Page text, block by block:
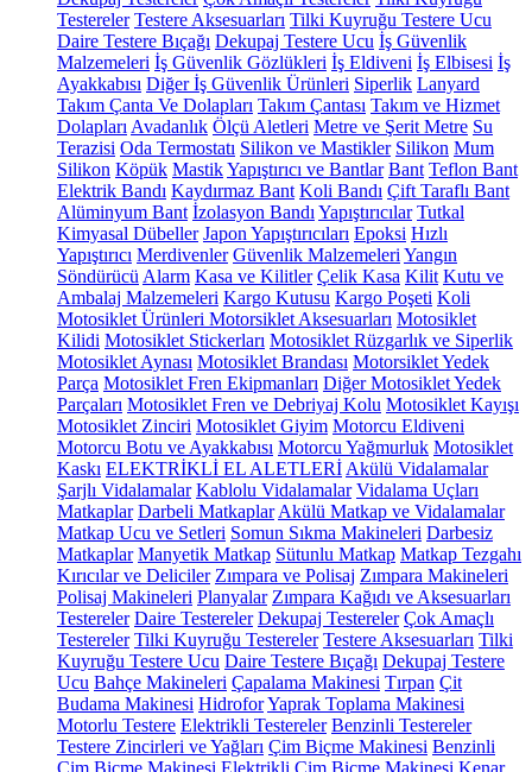
Testereler Testere Aksesuarları Tilki Kuyruğu Testere Ucu
Daire Testere Bıçağı Dekupaj Testere Ucu İş Güvenlik
Malzemeleri İş Güvenlik Gözlükleri İş Eldiveni İş Elbisesi İş
Ayakkabısı Diğer İş Güvenlik Ürünleri Siperlik Lanyard
Takım Çanta Ve Dolapları Takım Çantası Takım ve Hizmet
Dolapları Avadanlık Ölçü Aletleri Metre ve Şerit Metre Su
Terazisi Oda Termostatı Silikon ve Mastikler Silikon Mum
Silikon Köpük MastikYapıştırıcı ve Bantlar Bant Teflon Bant
Elektrik Bandı Kaydırmaz Bant Koli Bandı Çift Taraflı Bant
Alüminyum Bant İzolasyon Bandı Yapıştırıcılar Tutkal
Kimyasal Dübeller Japon Yapıştırıcıları Epoksi Hızlı
Yapıştırıcı Merdivenler Güvenlik Malzemeleri Yangın
Söndürücü Alarm Kasa ve Kilitler Çelik Kasa Kilit Kutu ve
Ambalaj Malzemeleri Kargo Kutusu Kargo Poşeti Koli
Motosiklet Ürünleri Motorsiklet Aksesuarları Motosiklet
Kilidi Motosiklet Stickerları Motosiklet Rüzgarlık ve Siperlik
Motosiklet Aynası Motosiklet Brandası Motorsiklet Yedek
Parça Motosiklet Fren Ekipmanları Diğer Motosiklet Yedek
Parçaları Motosiklet Fren ve Debriyaj Kolu Motosiklet Kayışı
Motosiklet Zinciri Motosiklet Giyim Motorcu Eldiveni
Motorcu Botu ve Ayakkabısı Motorcu Yağmurluk Motosiklet
Kaskı ELEKTRİKLİ EL ALETLERİ Akülü Vidalamalar
Şarjlı Vidalamalar Kablolu Vidalamalar Vidalama Uçları
Matkaplar Darbeli Matkaplar Akülü Matkap ve Vidalamalar
Matkap Ucu ve Setleri Somun Sıkma Makineleri Darbesiz
Matkaplar Manyetik Matkap Sütunlu Matkap Matkap Tezgahı
Kırıcılar ve Deliciler Zımpara ve Polisaj Zımpara Makineleri
Polisaj Makineleri Planyalar Zımpara Kağıdı ve Aksesuarları
Testereler Daire Testereler Dekupaj Testereler Çok Amaçlı
Testereler Tilki Kuyruğu Testereler Testere Aksesuarları Tilki
Kuyruğu Testere Ucu Daire Testere Bıçağı Dekupaj Testere
Ucu Bahçe Makineleri Çapalama Makinesi Tırpan Çit
Budama Makinesi HidroforYaprak Toplama Makinesi
Motorlu Testere Elektrikli Testereler Benzinli Testereler
Testere Zincirleri ve Yağları Çim Biçme Makinesi Benzinli
Çim Biçme Makinesi Elektrikli Çim Biçme Makinesi Kenar